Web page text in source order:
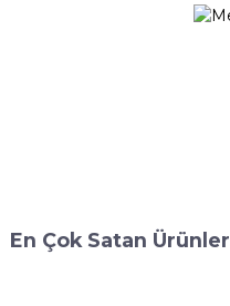
En Çok Satan Ürünler